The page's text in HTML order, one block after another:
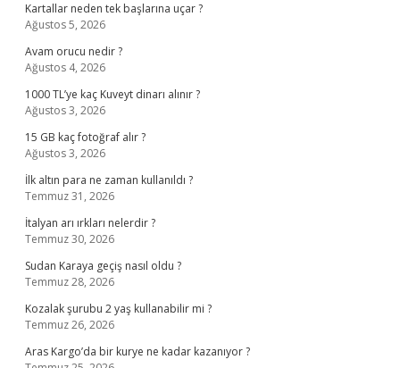
Kartallar neden tek başlarına uçar ?
Ağustos 5, 2026
Avam orucu nedir ?
Ağustos 4, 2026
1000 TL’ye kaç Kuveyt dinarı alınır ?
Ağustos 3, 2026
15 GB kaç fotoğraf alır ?
Ağustos 3, 2026
İlk altın para ne zaman kullanıldı ?
Temmuz 31, 2026
İtalyan arı ırkları nelerdir ?
Temmuz 30, 2026
Sudan Karaya geçiş nasıl oldu ?
Temmuz 28, 2026
Kozalak şurubu 2 yaş kullanabilir mi ?
Temmuz 26, 2026
Aras Kargo’da bir kurye ne kadar kazanıyor ?